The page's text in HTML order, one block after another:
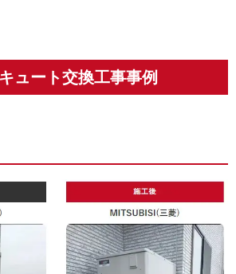
ュート交換工事事例